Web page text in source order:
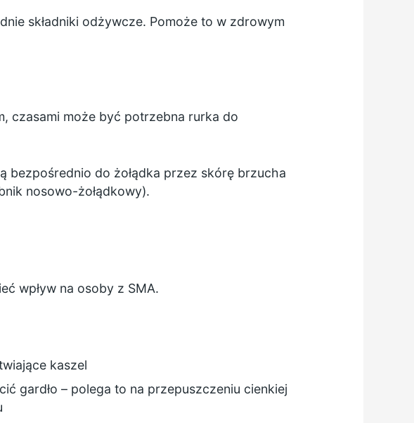
składniki odżywcze. Pomoże to w zdrowym
czasami może być potrzebna rurka do
bezpośrednio do żołądka przez skórę brzucha
nosowo-żołądkowy).
wpływ na osoby z SMA.
kaszel
gardło – polega to na przepuszczeniu cienkiej